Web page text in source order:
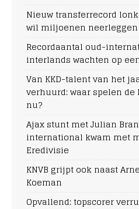
Nieuw transferrecord
wil miljoenen neerleggen
Recordaantal oud-
interlands wachten op
Van KKD-talent van het
verhuurd: waar spelen
nu?
Ajax stunt met Julian
international kwam met
Eredivisie
KNVB grijpt ook naast
Koeman
Opvallend: topscorer